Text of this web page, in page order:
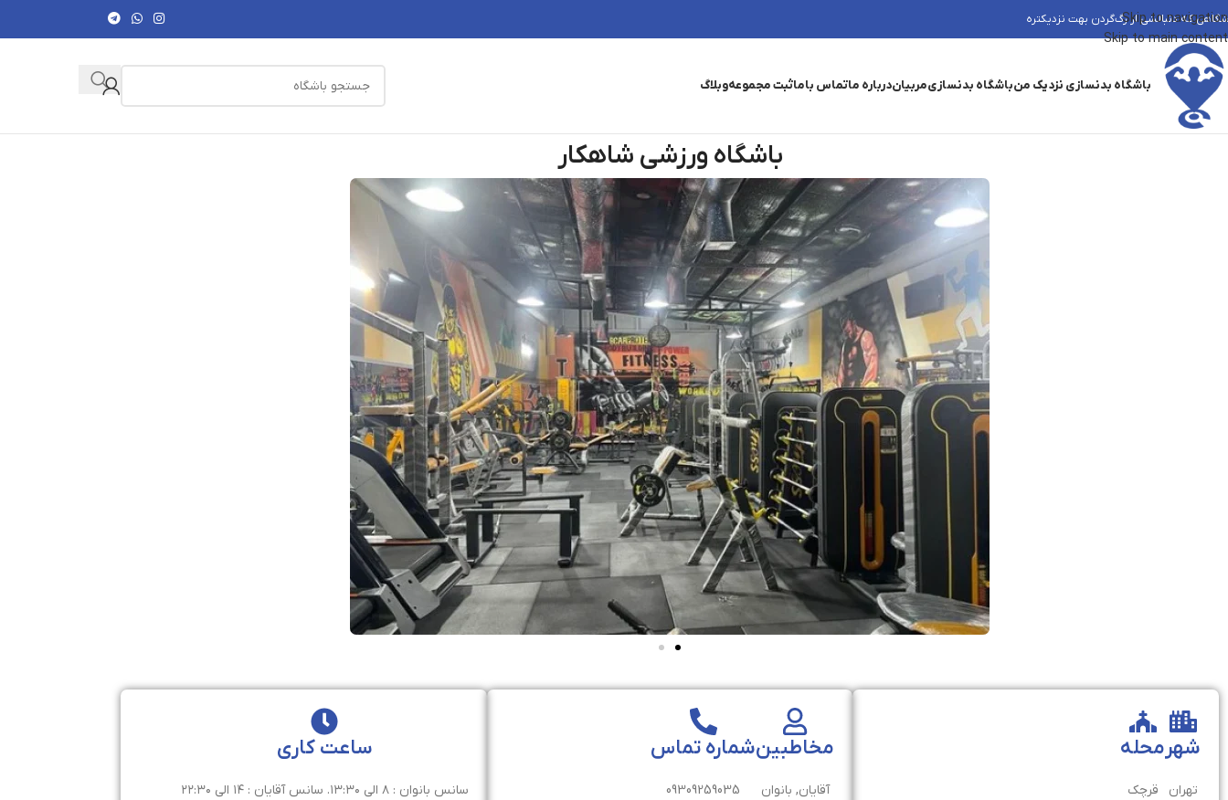
Skip to navigation
Skip to main content
که دنبالشی از رگ‌گردن بهت نزدیکتره
باشگاه بدنسازی نزدیک منباشگاه بدنسازیمربیاندرباره ماتماس باماثبت مجموعهوبلاگ
باشگاه ورزشی شاهکار
شهر
تهران
محله
قرچک
مخاطبین
آقایان, بانوان
شماره تماس
09309259035
ساعت کاری
سانس بانوان : ۸ الی ۱۳:۳۰. سانس آقایان : ۱۴ الی ۲۲:۳۰